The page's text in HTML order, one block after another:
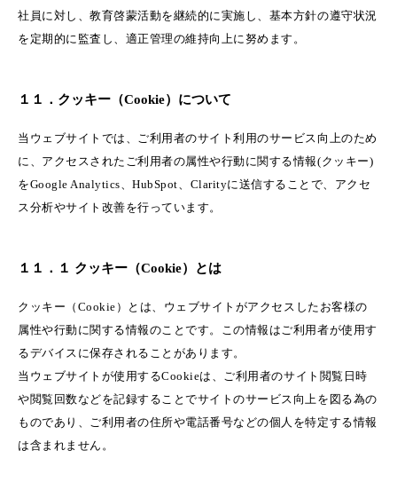
社員に対し、教育啓蒙活動を継続的に実施し、基本方針の遵守状況
を定期的に監査し、適正管理の維持向上に努めます。
１１．クッキー（Cookie）について
当ウェブサイトでは、ご利用者のサイト利用のサービス向上のため
に、アクセスされたご利用者の属性や行動に関する情報(クッキー)
をGoogle Analytics、HubSpot、Clarityに送信することで、アクセ
ス分析やサイト改善を行っています。
１１．１ クッキー（Cookie）とは
クッキー（Cookie）とは、ウェブサイトがアクセスしたお客様の
属性や行動に関する情報のことです。この情報はご利用者が使用す
るデバイスに保存されることがあります。
当ウェブサイトが使用するCookieは、ご利用者のサイト閲覧日時
や閲覧回数などを記録することでサイトのサービス向上を図る為の
ものであり、ご利用者の住所や電話番号などの個人を特定する情報
は含まれません。